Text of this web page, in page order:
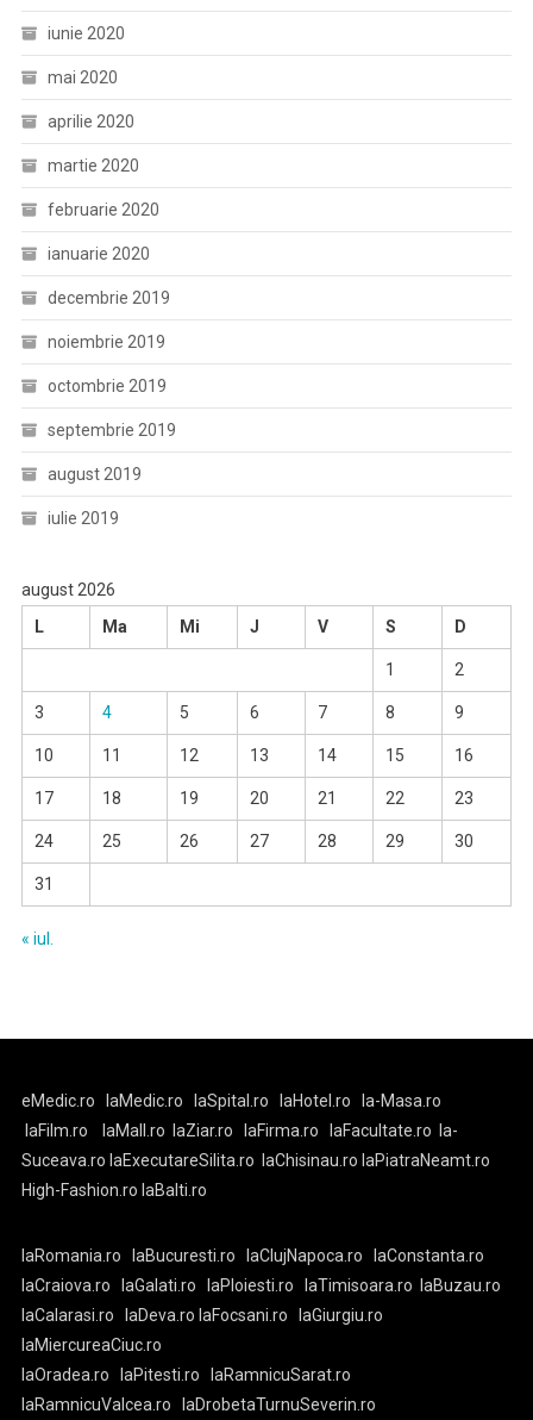
iunie 2020
mai 2020
aprilie 2020
martie 2020
februarie 2020
ianuarie 2020
decembrie 2019
noiembrie 2019
octombrie 2019
septembrie 2019
august 2019
iulie 2019
august 2026
L
Ma Mi J V S D
1 2
3 4 5 6 7 8 9
10 11 12 13 14 15 16
17 18 19 20 21 22 23
24 25 26 27 28 29 30
31
« iul.
eMedic.ro laMedic.ro laSpital.ro laHotel.ro
la-Masa.ro
laFilm.ro
laMall.ro laZiar.ro laFirma.ro laFacultate.ro
la-
Suceava.ro laExecutareSilita.ro laChisinau.ro laPiatraNeamt.ro
High-Fashion.ro laBalti.ro
laRomania.ro laBucuresti.ro laClujNapoca.ro
laConstanta.ro
laCraiova.ro
laGalati.ro laPloiesti.ro laTimisoara.ro
laBuzau.ro
laCalarasi.ro
laDeva.ro laFocsani.ro
laGiurgiu.ro
laMiercureaCiuc.ro
laOradea.ro
laPitesti.ro
laRamnicuSarat.ro
laRamnicuValcea.ro
laDrobetaTurnuSeverin.ro